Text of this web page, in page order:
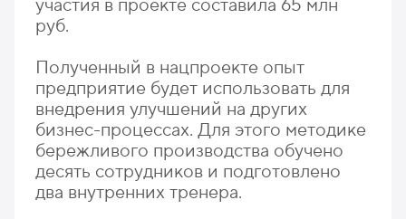
участия в проекте составила 65 млн
руб.
Полученный в нацпроекте опыт
предприятие будет использовать для
внедрения улучшений на других
бизнес-процессах. Для этого методике
бережливого производства обучено
десять сотрудников и подготовлено
два внутренних тренера.